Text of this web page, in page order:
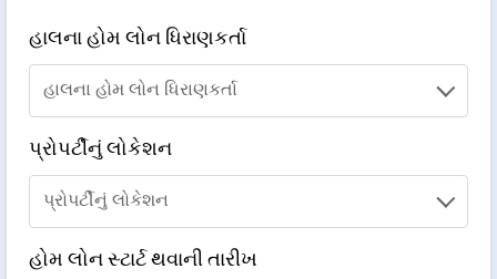
હાલના હોમ લોન ધિરાણકર્તા
Bank Of Existing home loan
હાલના હોમ લોન ધિરાણકર્તા
પ્રોપર્ટીનું લોકેશન
Property Location
પ્રોપર્ટીનું લોકેશન
હોમ લોન સ્ટાર્ટ થવાની તારીખ